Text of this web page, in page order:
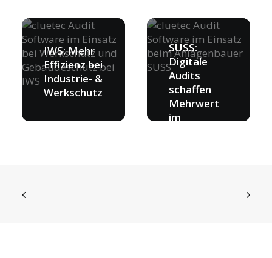
IWS: Mehr
Effizienz bei
Industrie- &
Werkschutz
SUSS:
Digitale
Audits
schaffen
Mehrwert
im